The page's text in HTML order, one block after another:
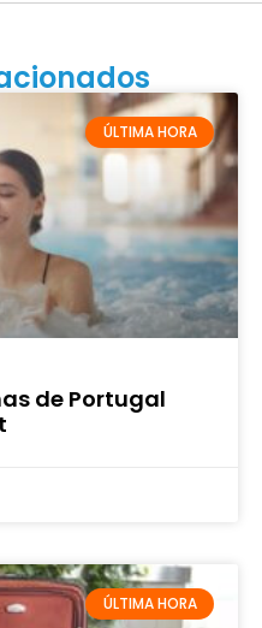
ÚLTIMA HORA
de Portugal
ÚLTIMA HORA